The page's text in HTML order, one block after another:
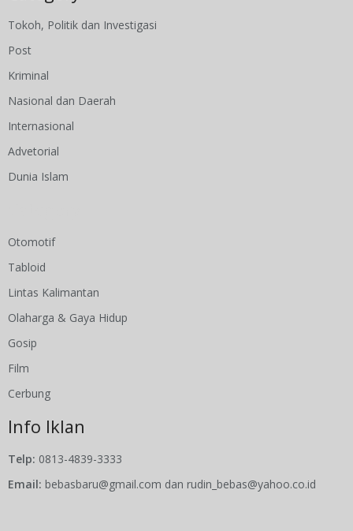
Tokoh, Politik dan Investigasi
Post
Kriminal
Nasional dan Daerah
Internasional
Advetorial
Dunia Islam
Otomotif
Tabloid
Lintas Kalimantan
Olaharga & Gaya Hidup
Gosip
Film
Cerbung
Info Iklan
Telp: 0813-4839-3333
Email: bebasbaru@gmail.com dan rudin_bebas@yahoo.co.id